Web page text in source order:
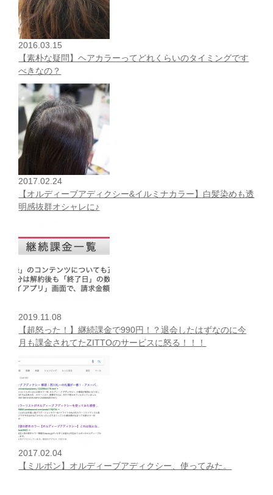
2016.03.15
【素朴な疑問】ヘアカラーってどれくらいのタイミングです
べきなの？
2017.02.24
【オルディーブアディクシー&イルミナカラー】白髪染めも透
明感抜群オシャレに♪
2019.11.08
【超怒った！】継続課金で990円！？退会したはずなのに今
月も課金されてたZITTOのサービスに怒る！！！
2017.02.04
【ミルボン】オルディーブアディクシー、使ってみた。